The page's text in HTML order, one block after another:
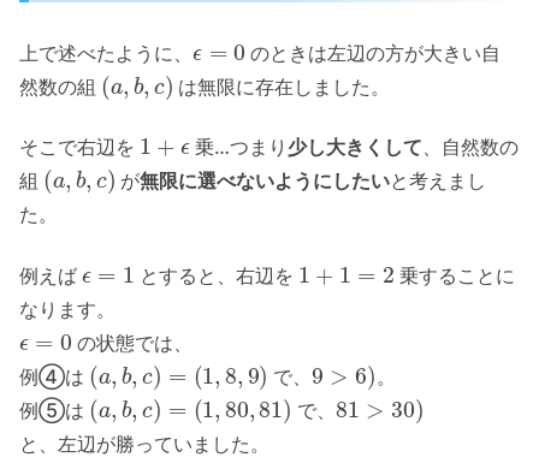
上で述べたように、
のときは左辺の方が大きい自
然数の組 (a, b, c ) は無限に存在しました。
そこで右辺を 1 乗…つまり 少し大きくして、自然数の
組 (a ,b , c) が無限に選べないようにしたいと考えまし
た。
例えば とすると、右辺を 1 =
乗することに
なります。
ϵ= 0
の状態では、
例④は (a ,b, c)= ( ,8 9 で、9 6) 。
例⑤は ( , b , ) ,80, 81) で、 81 > 30)
と、左辺が勝っていました。